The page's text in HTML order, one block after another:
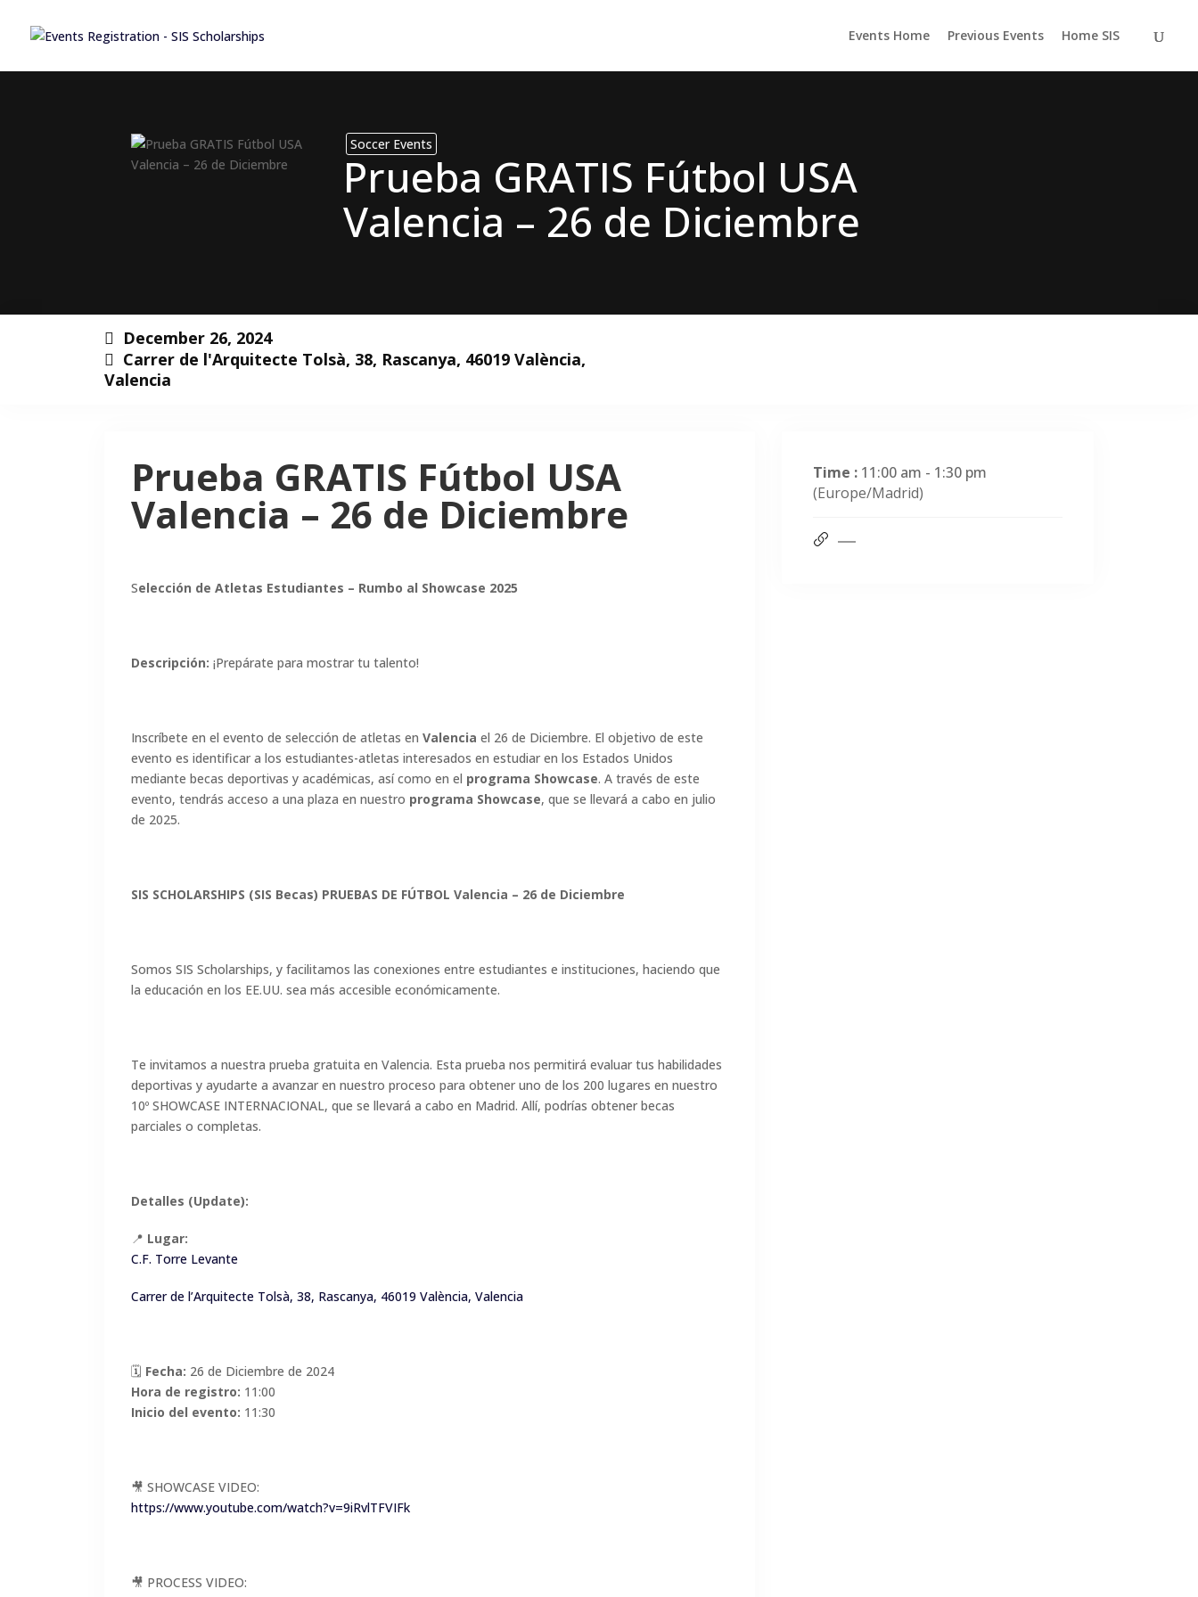
Events Home Previous Events Home SIS
Soccer Events
Prueba GRATIS Fútbol USA
Valencia – 26 de Diciembre
December 26, 2024
Carrer de l'Arquitecte Tolsà, 38, Rascanya, 46019 València,
Valencia
Prueba GRATIS Fútbol USA
Valencia – 26 de Diciembre
Selección de Atletas Estudiantes – Rumbo al Showcase 2025
Descripción: ¡Prepárate para mostrar tu talento!
Inscríbete en el evento de selección de atletas en Valencia el 26 de Diciembre. El objetivo de este
evento es identificar a los estudiantes-atletas interesados en estudiar en los Estados Unidos
mediante becas deportivas y académicas, así como en el programa Showcase. A través de este
evento, tendrás acceso a una plaza en nuestro programa Showcase, que se llevará a cabo en julio
de 2025.
SIS SCHOLARSHIPS (SIS Becas) PRUEBAS DE FÚTBOL Valencia – 26 de Diciembre
Somos SIS Scholarships, y facilitamos las conexiones entre estudiantes e instituciones, haciendo que
la educación en los EE.UU. sea más accesible económicamente.
Te invitamos a nuestra prueba gratuita en Valencia. Esta prueba nos permitirá evaluar tus habilidades
deportivas y ayudarte a avanzar en nuestro proceso para obtener uno de los 200 lugares en nuestro
10º SHOWCASE INTERNACIONAL, que se llevará a cabo en Madrid. Allí, podrías obtener becas
parciales o completas.
Detalles (Update):
📍 Lugar:
C.F. Torre Levante
Carrer de l’Arquitecte Tolsà, 38, Rascanya, 46019 València, Valencia
🗓 Fecha: 26 de Diciembre de 2024
Hora de registro: 11:00
Inicio del evento: 11:30
🎥 SHOWCASE VIDEO:
https://www.youtube.com/watch?v=9iRvlTFVIFk
🎥 PROCESS VIDEO:
Time : 11:00 am - 1:30 pm
(Europe/Madrid)